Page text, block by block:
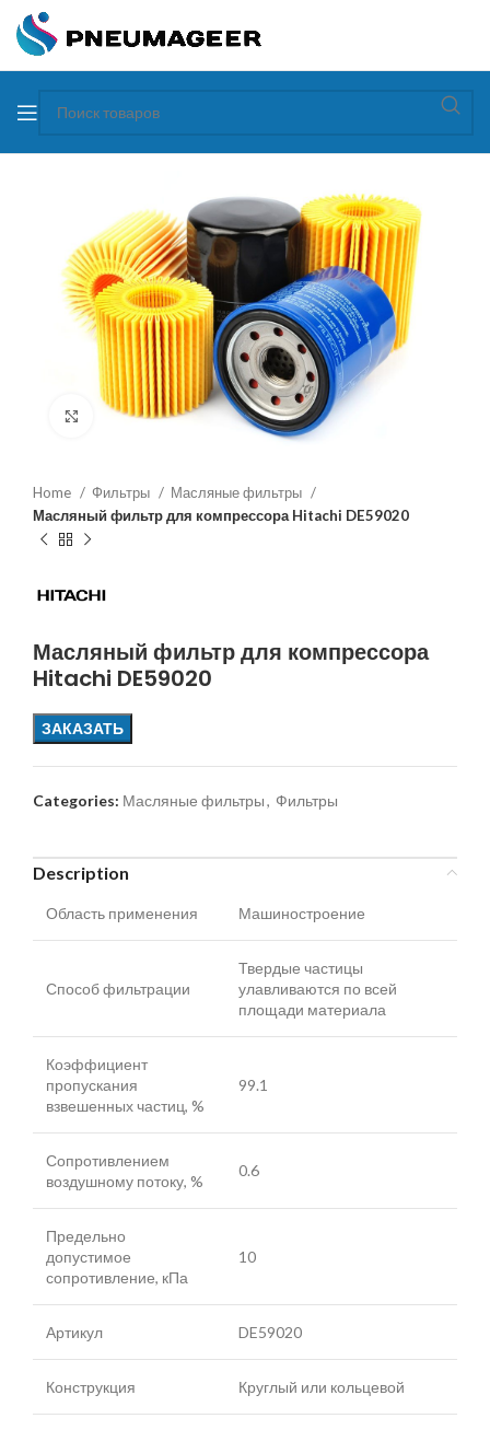
Увеличить
Home Фильтры
Масляные фильтры
Масляный фильтр для компрессора Hitachi DE59020
Масляный фильтр для компрессора
Hitachi DE59020
ЗАКАЗАТЬ
Categories: Масляные фильтры, Фильтры
Description
Область применения Машиностроение
Способ фильтрации
Твердые частицы
улавливаются по всей
площади материала
Коэффициент
пропускания
взвешенных частиц, %
99.1
Сопротивлением
воздушному потоку, %
0.6
Предельно
допустимое
сопротивление, кПа
10
Артикул DE59020
Конструкция Круглый или кольцевой